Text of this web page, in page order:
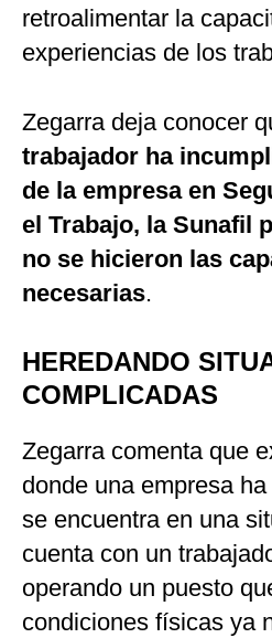
retroalimentar la
experiencias de los
Zegarra deja conocer
trabajador ha
de la empresa en
el Trabajo, la Sunafil
no se hicieron las
necesarias.
HEREDANDO
COMPLICADAS
Zegarra comenta que
donde una empresa
se encuentra en una
cuenta con un
operando un puesto
condiciones físicas ya